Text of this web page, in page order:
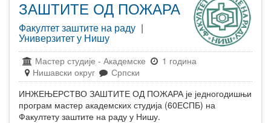
ЗАШТИТЕ ОД ПОЖАРА
Факултет заштите на раду |
Универзитет у Нишу
Мастер студије - Академске
1 година
Нишавски округ
Српски
ИНЖЕЊЕРСТВО ЗАШТИТЕ ОД ПОЖАРА је једногодишњи
програм мастер академских студија (60ЕСПБ) на
Факултету заштите на раду у Нишу.